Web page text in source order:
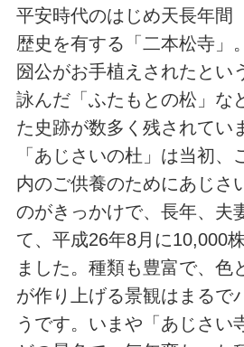
平安時代のはじめ天長年間
歴史を有する「二本松寺」
圀公がお手植えされたとい
詠んだ「ふたもとの松」な
た史跡が数多く残されてい
「あじさいの杜」は当初、
内のご供養のためにあじさ
のがきっかけで、長年、夫
て、平成26年8月に10,000
ました。種類も豊富で、色
が作り上げる景観はまるで
うです。いまや「あじさい